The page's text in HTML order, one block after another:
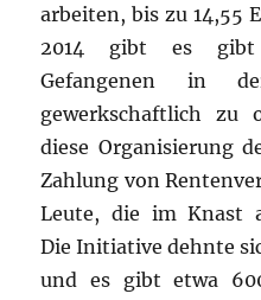
arbeiten, bis zu 14,55
2014 gibt es
Gefangenen in
gewerkschaftlich zu
diese Organisierung
Zahlung von
Leute, die im Knast
Die Initiative dehnte
und es gibt etwa